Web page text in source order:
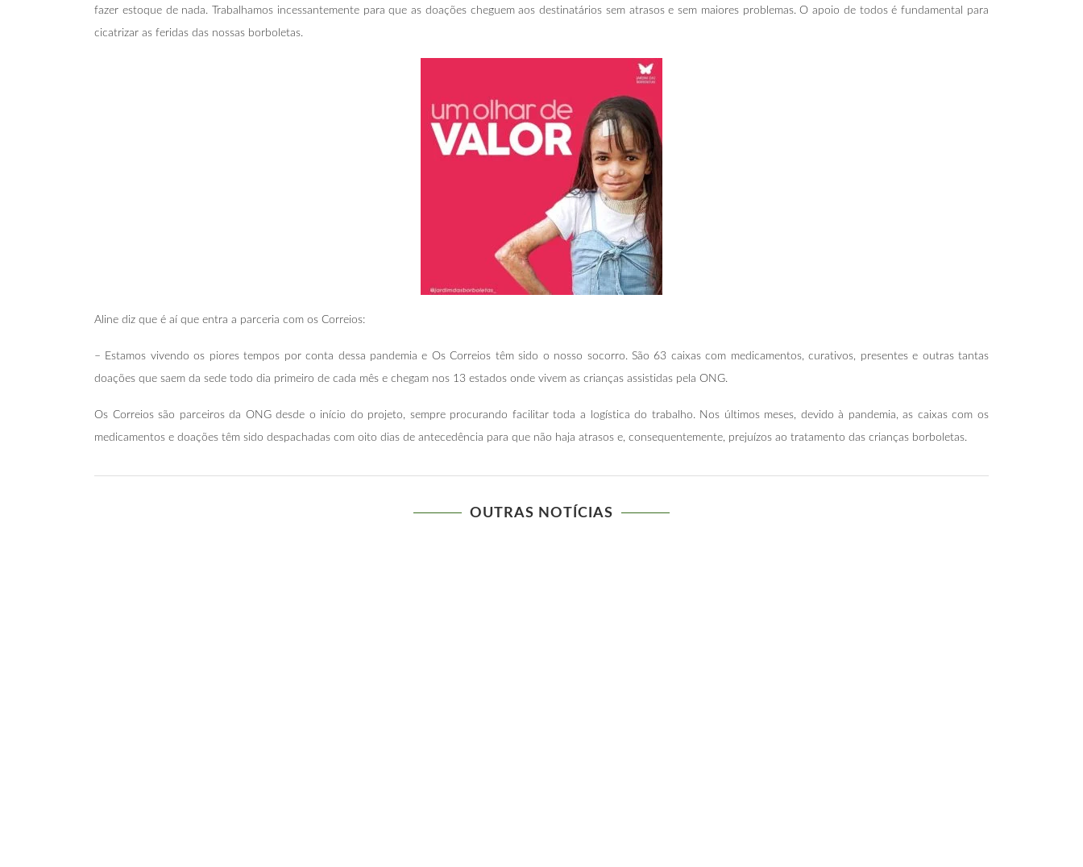
fazer estoque de nada. Trabalhamos incessantemente para que as doações cheguem aos destinatários sem atrasos e sem maiores problemas. O apoio de todos é fundamental para
cicatrizar as feridas das nossas borboletas.
Aline diz que é aí que entra a parceria com os Correios:
– Estamos vivendo os piores tempos por conta dessa pandemia e Os Correios têm sido o nosso socorro. São 63 caixas com medicamentos, curativos, presentes e outras tantas
doações que saem da sede todo dia primeiro de cada mês e chegam nos 13 estados onde vivem as crianças assistidas pela ONG.
Os Correios são parceiros da ONG desde o início do projeto, sempre procurando facilitar toda a logística do trabalho. Nos últimos meses, devido à pandemia, as caixas com os
medicamentos e doações têm sido despachadas com oito dias de antecedência para que não haja atrasos e, consequentemente, prejuízos ao tratamento das crianças borboletas.
OUTRAS NOTÍCIAS